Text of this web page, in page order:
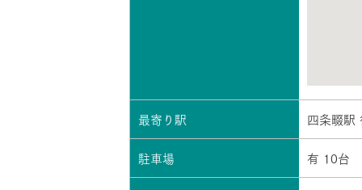
最寄り駅
四条畷駅
駐車場
有 10台